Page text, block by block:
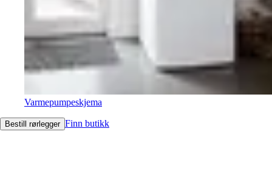
Varmepumpeskjema
Bestill rørlegger Finn butikk